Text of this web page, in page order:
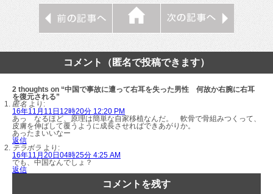
コメント（匿名で投稿できます）
2 thoughts on “中国で事故に遭って右耳を失った男性 何故か右腕に右耳
を復元される”
匿名 より:
16年11月11日12時20分 12:20 PM
あっ なるほど、原理は簡単な自家移植なんだ。 軟骨で骨組みつくって、
皮膚を伸ばして覆うように成長させればできあがりか。
あったまいいなー
返信
テラボラ より:
16年11月20日04時25分 4:25 AM
でも、中国なんでしょ？
返信
コメントを残す